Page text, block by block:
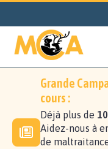
Grande
cours :
Déjà plus de
Aidez-nous à
de